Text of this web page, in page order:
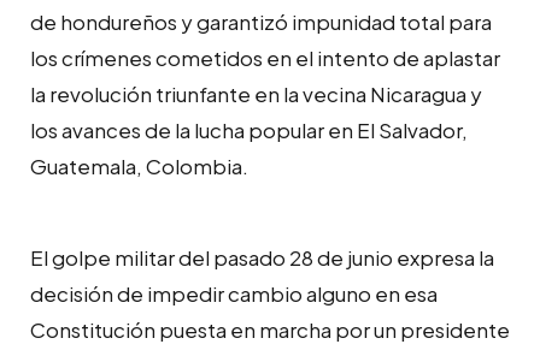
de hondureños y garantizó impunidad total para
los crímenes cometidos en el intento de aplastar
la revolución triunfante en la vecina Nicaragua y
los avances de la lucha popular en El Salvador,
Guatemala, Colombia.
El golpe militar del pasado 28 de junio expresa la
decisión de impedir cambio alguno en esa
Constitución puesta en marcha por un presidente